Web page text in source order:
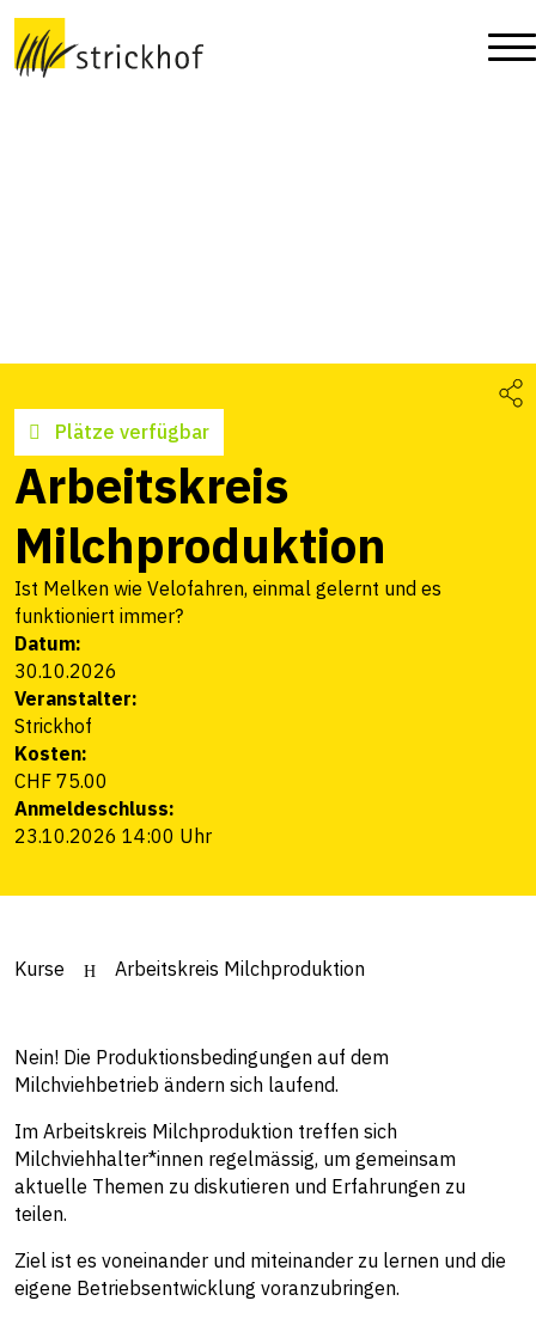
Plätze verfügbar
Arbeitskreis
Milchproduktion
Ist Melken wie Velofahren, einmal gelernt und es
funktioniert immer?
Datum:
30.10.2026
Veranstalter:
Strickhof
Kosten:
CHF 75.00
Anmeldeschluss:
23.10.2026 14:00 Uhr
Kurse Arbeitskreis Milchproduktion
Nein! Die Produktionsbedingungen auf dem
Milchviehbetrieb ändern sich laufend.
Im Arbeitskreis Milchproduktion treffen sich
Milchviehhalter*innen regelmässig, um gemeinsam
aktuelle Themen zu diskutieren und Erfahrungen zu
teilen.
Ziel ist es voneinander und miteinander zu lernen und die
eigene Betriebsentwicklung voranzubringen.